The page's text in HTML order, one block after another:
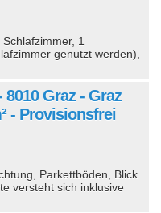
1
genutzt werden),
Graz - Graz
- Provisionsfrei
Parkettböden, Blick
versteht sich inklusive